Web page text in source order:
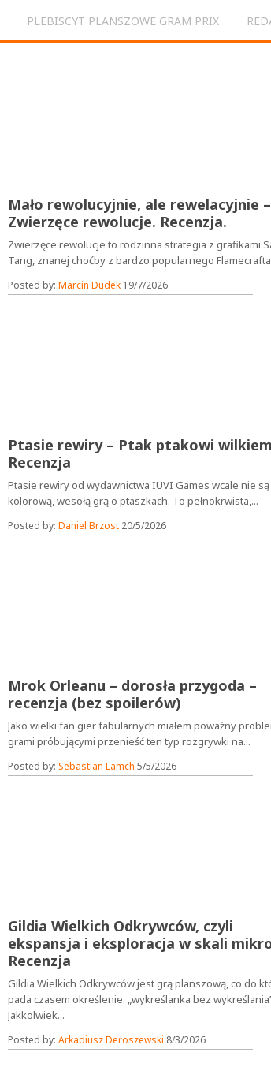
PLEBISCYT PLANSZOWE GRAM PRIX
Mało rewolucyjnie, ale rewelacyjnie –
Zwierzęce rewolucje. Recenzja.
Zwierzęce rewolucje to rodzinna strategia z grafikami
Tang, znanej choćby z bardzo popularnego
Posted by: Marcin Dudek 19/7/2026
Ptasie rewiry – Ptak ptakowi
Recenzja
Ptasie rewiry od wydawnictwa IUVI Games wcale nie są
kolorową, wesołą grą o ptaszkach. To pełnokrwista,...
Posted by: Daniel Brzost 20/5/2026
Mrok Orleanu – dorosła przygoda –
recenzja (bez spoilerów)
Jako wielki fan gier fabularnych miałem poważny
grami próbującymi przenieść ten typ rozgrywki na...
Posted by: Sebastian Lamch 5/5/2026
Gildia Wielkich Odkrywców, czyli
ekspansja i eksploracja w skali
Recenzja
Gildia Wielkich Odkrywców jest grą planszową, co do
pada czasem określenie: „wykreślanka bez
Jakkolwiek...
Posted by: Arkadiusz Deroszewski 8/3/2026